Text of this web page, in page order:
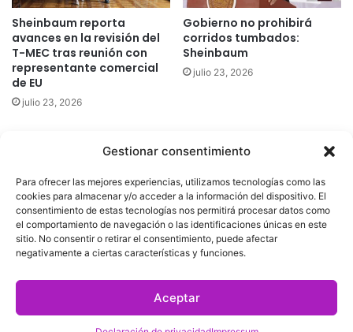
Gestionar consentimiento
Para ofrecer las mejores experiencias, utilizamos tecnologías como las
cookies para almacenar y/o acceder a la información del dispositivo. El
consentimiento de estas tecnologías nos permitirá procesar datos como
el comportamiento de navegación o las identificaciones únicas en este
sitio. No consentir o retirar el consentimiento, puede afectar
negativamente a ciertas características y funciones.
Aceptar
Sheinbaum reporta
avances en la revisión del
T-MEC tras reunión con
representante comercial
de EU
julio 23, 2026
Gobierno no prohibirá
corridos tumbados:
Sheinbaum
julio 23, 2026
derechos reservados
|Aviso de Privacidad|Política de Cookies|Defensoría de la
Audiencia|
Facebook
X YouTube